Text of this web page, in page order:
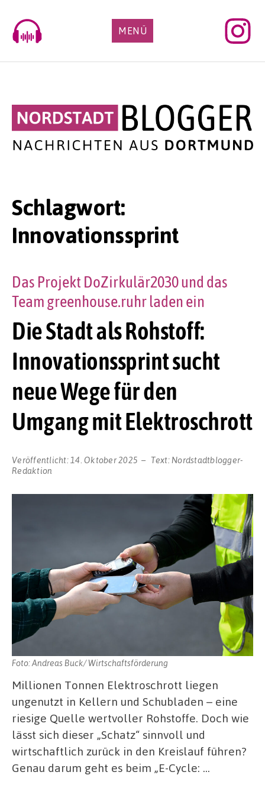
content
MENÜ
Schlagwort:
Innovationssprint
Die Stadt als Rohstoff:
Innovationssprint sucht
neue Wege für den
Umgang mit Elektroschrott
Das Projekt DoZirkulär2030 und das
Team greenhouse.ruhr laden ein
Veröffentlicht: 14. Oktober 2025 Text: Nordstadtblogger-
Redaktion
Foto: Andreas Buck/ Wirtschaftsförderung
Millionen Tonnen Elektroschrott liegen
ungenutzt in Kellern und Schubladen – eine
riesige Quelle wertvoller Rohstoffe. Doch wie
lässt sich dieser „Schatz“ sinnvoll und
wirtschaftlich zurück in den Kreislauf führen?
Genau darum geht es beim „E-Cycle: …